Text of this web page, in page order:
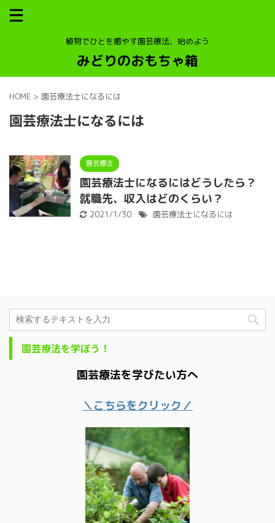
植物でひとを癒やす園芸療法、始めよう
みどりのおもちゃ箱
HOME > 園芸療法士になるには
園芸療法士になるには
園芸療法
園芸療法士になるにはどうしたら？
就職先、収入はどのくらい？
2021/1/30 園芸療法士になるには
園芸療法を学ぼう！
園芸療法を学びたい方へ
＼こちらをクリック／